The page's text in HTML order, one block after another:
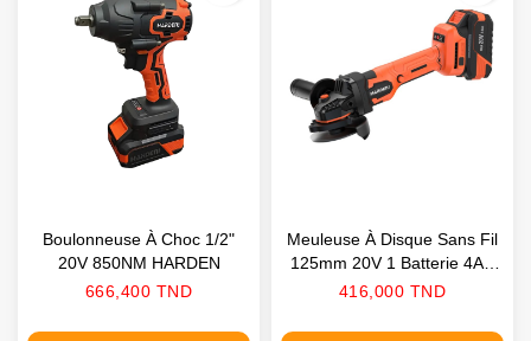
Boulonneuse À Choc 1/2"
20V 850NM HARDEN
Prix
666,400 TND
Meuleuse À Disque Sans Fil
125mm 20V 1 Batterie 4AH
Chargeur HARDEN
Prix
416,000 TND